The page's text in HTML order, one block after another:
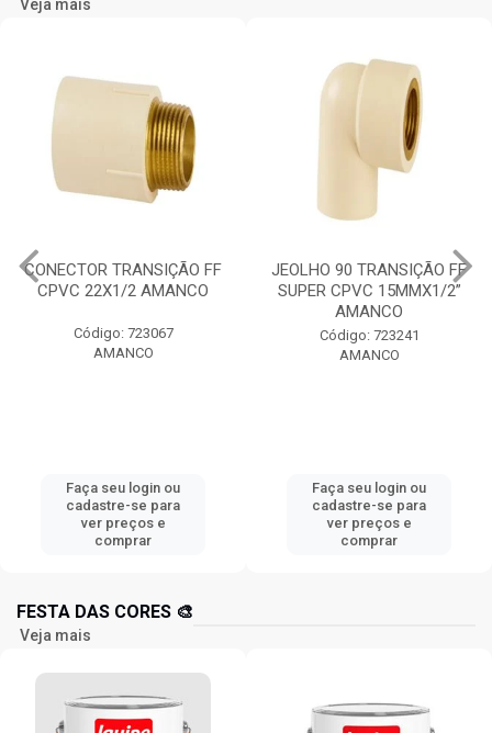
Veja mais
CONECTOR TRANSIÇÃO FF
CPVC 22X1/2 AMANCO
Código: 723067
AMANCO
Faça seu login ou
cadastre-se para
ver preços e
comprar
JEOLHO 90 TRANSIÇÃO FF
SUPER CPVC 15MMX1/2”
AMANCO
Código: 723241
AMANCO
Faça seu login ou
cadastre-se para
ver preços e
comprar
FESTA DAS CORES 🎨
Veja mais